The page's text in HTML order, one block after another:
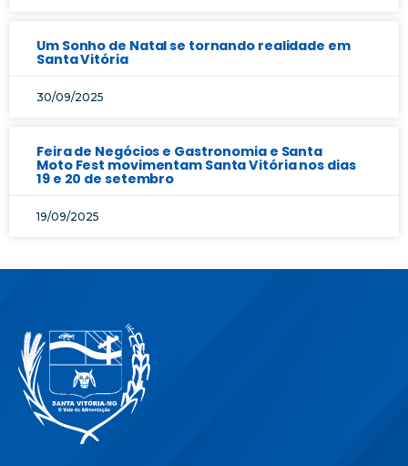
Um Sonho de Natal se tornando realidade em
Santa Vitória
30/09/2025
Feira de Negócios e Gastronomia e Santa
Moto Fest movimentam Santa Vitória nos dias
19 e 20 de setembro
19/09/2025